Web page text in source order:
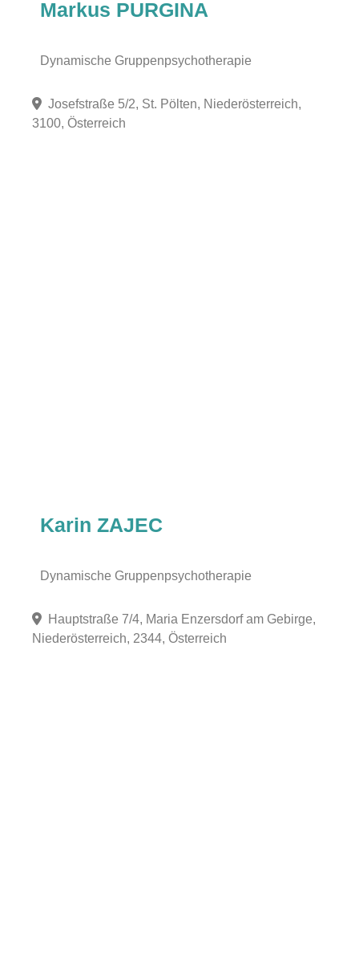
Markus PURGINA
Dynamische Gruppenpsychotherapie
Josefstraße 5/2, St. Pölten, Niederösterreich,
3100, Österreich
Karin ZAJEC
Dynamische Gruppenpsychotherapie
Hauptstraße 7/4, Maria Enzersdorf am Gebirge,
Niederösterreich, 2344, Österreich